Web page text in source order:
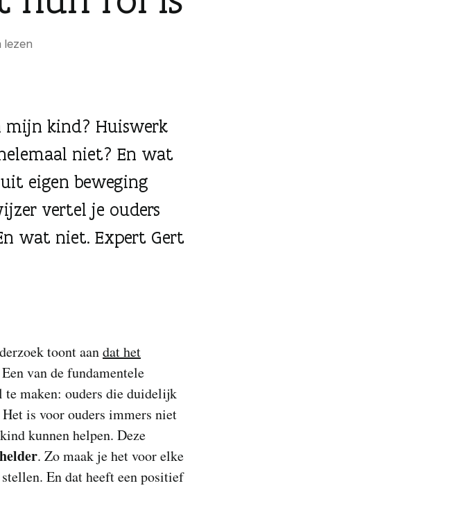
lezen
mijn kind? Huiswerk
niet? En wat
eigen beweging
vertel je ouders
wat niet. Expert Gert
toont aandat het
Een van de fundamentele
maken: ouders die duidelijk
is voor ouders immers niet
kunnen helpen. Deze
. Zo maak je het voor elke
En dat heeft een positief